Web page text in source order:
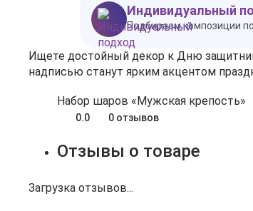
Индивидуальный
Подбираем композиции
Ищете достойный декор к Дню
надписью станут ярким акцентом
Набор шаров «Мужская крепость»
0.0 0 отзывов
Отзывы о товаре
Загрузка отзывов...